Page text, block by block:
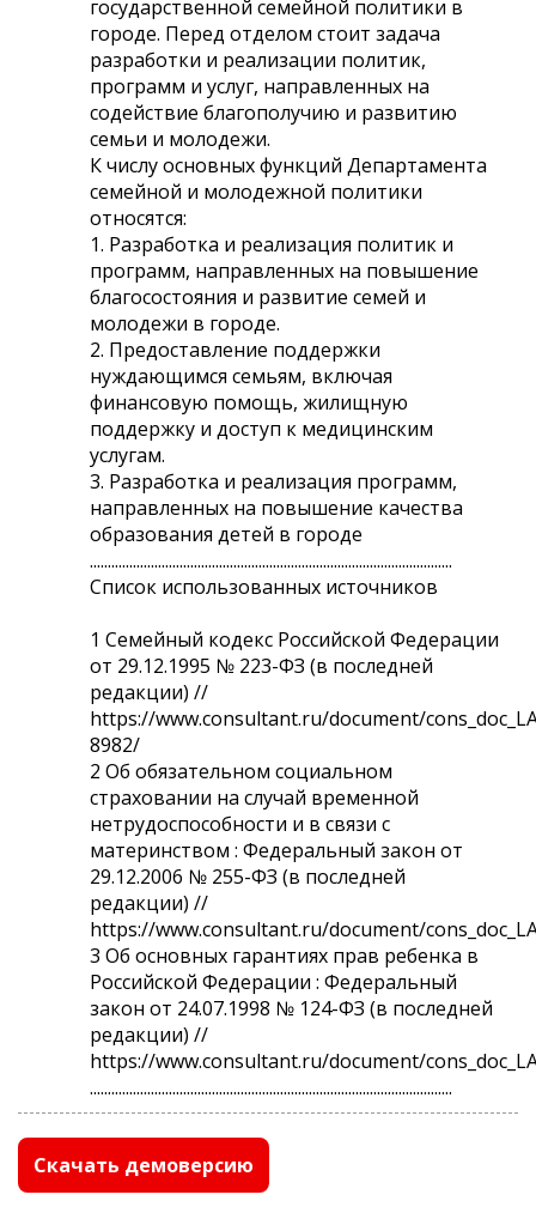
государственной семейной политики в
городе. Перед отделом стоит задача
разработки и реализации политик,
программ и услуг, направленных на
содействие благополучию и развитию
семьи и молодежи.
К числу основных функций Департамента
семейной и молодежной политики
относятся:
1. Разработка и реализация политик и
программ, направленных на повышение
благосостояния и развитие семей и
молодежи в городе.
2. Предоставление поддержки
нуждающимся семьям, включая
финансовую помощь, жилищную
поддержку и доступ к медицинским
услугам.
3. Разработка и реализация программ,
направленных на повышение качества
образования детей в городе
.....................................................................................................
Список использованных источников
1 Семейный кодекс Российской Федерации
от 29.12.1995 № 223-ФЗ (в последней
редакции) //
https://www.consultant.ru/document/
8982/
2 Об обязательном социальном
страховании на случай временной
нетрудоспособности и в связи с
материнством : Федеральный закон от
29.12.2006 № 255-ФЗ (в последней
редакции) //
https://www.consultant.ru/document/
3 Об основных гарантиях прав ребенка в
Российской Федерации : Федеральный
закон от 24.07.1998 № 124-ФЗ (в последней
редакции) //
https://www.consultant.ru/document/
.....................................................................................................
Скачать демоверсию